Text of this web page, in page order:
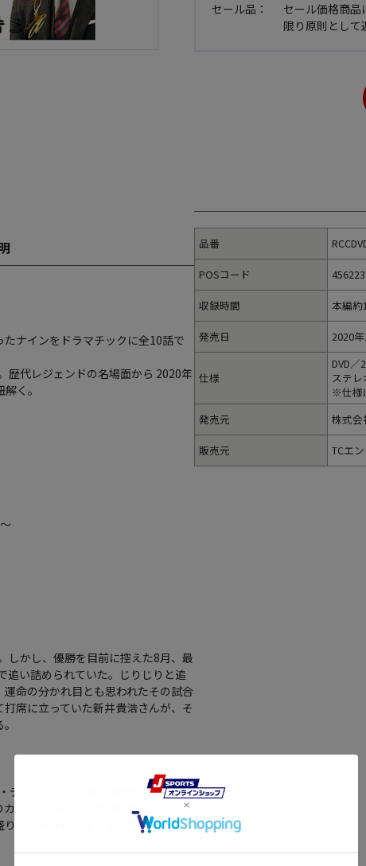
ナインをドラマチックに全10話で
歴代レジェンドの名場面から 2020年
く。
しかし、優勝を目前に控えた8月、最
追い詰められていた。じりじりと追
命の分かれ目とも思われたその試合
席に立っていた新井貴浩さんが、そ
テレビでカープ戦の放送を続け、共
ープへと続く70年の歴史を辿る。
込み収録しお送りする完全保存版の
セール品：
セール価格商品
限り原則として
品番
POSコード
収録時間 本編約
発売日 2020
仕様
DVD
ステレ
※仕様
発売元
株式会
販売元 TCエ